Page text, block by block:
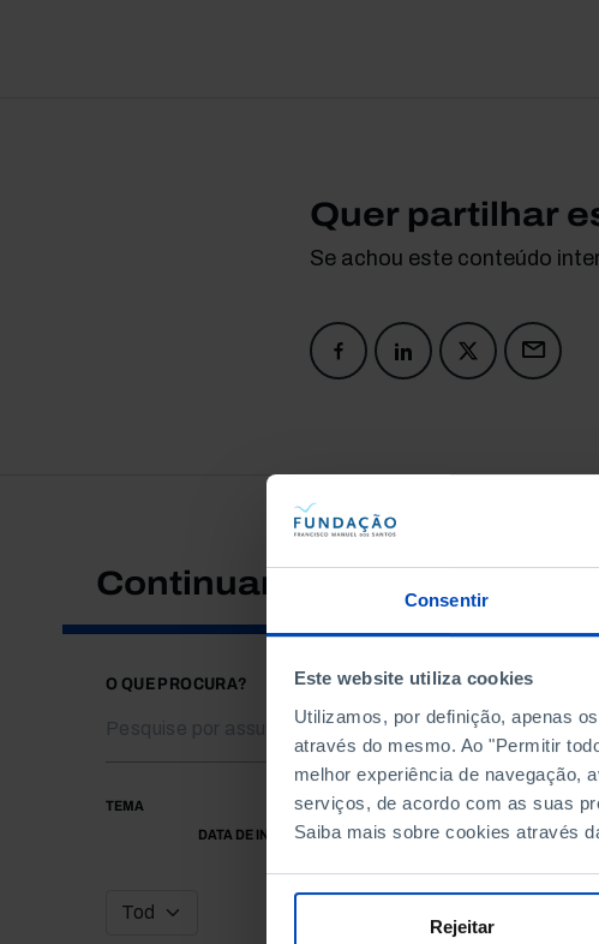
Consentir
Este website utiliza cookies
Utilizamos, por definição, apenas
através do mesmo. Ao "Permitir
melhor experiência de navegação,
serviços, de acordo com as suas
Saiba mais sobre cookies através
Rejeitar
Quer partilhar
Se achou este conteúdo
Continuar a pesquisar
O QUE PROCURA?
TEMA
DATA DE INÍCIO